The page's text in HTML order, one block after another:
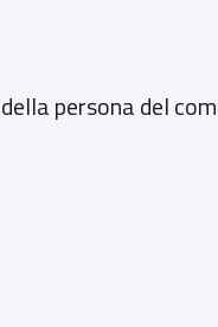
persona del